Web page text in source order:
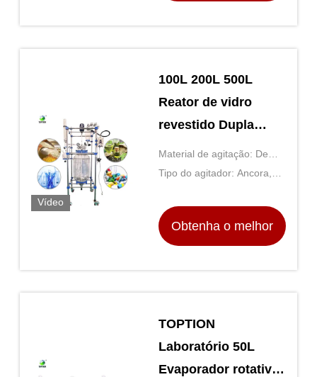
Vídeo
100L 200L 500L
Reator de vidro
revestido Dupla
camada Personalizar
Material de agitação: De
vidro ou aço inoxidável
Tipo do agitador: Ancora,
Obtenha o melhor
TOPTION
Laboratório 50L
Evaporador rotativo